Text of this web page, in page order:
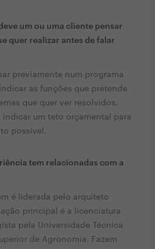
um ou uma cliente pensar
quer realizar antes de falar
previamente num programa
as funções que pretende
que quer ver resolvidos.
indicar um teto orçamental para
possível.
tem relacionadas com a
é liderada pelo arquiteto
principal é a licenciatura
pela Universidade Técnica
de Agronomia. Fazem